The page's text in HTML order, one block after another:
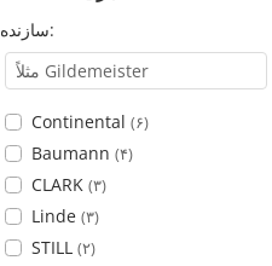
سازنده:
Continental (۶)
Baumann (۴)
CLARK (۳)
Linde (۳)
STILL (۲)